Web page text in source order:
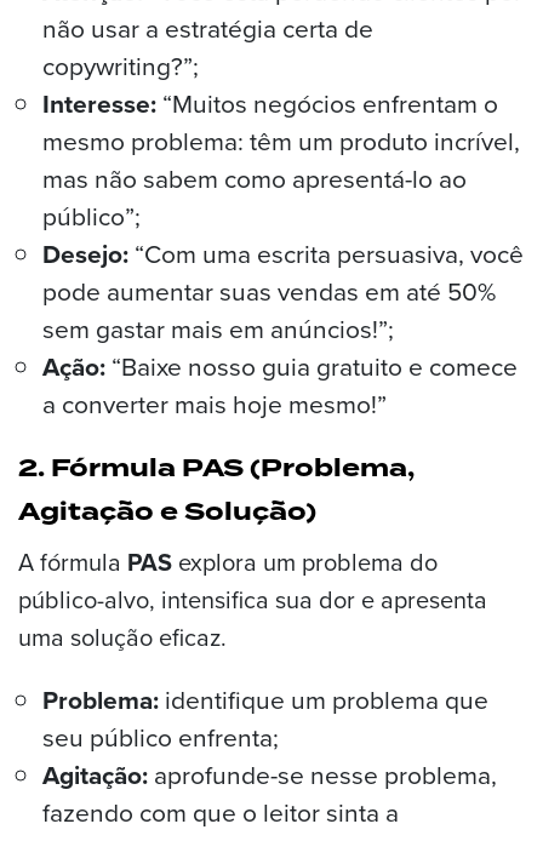
não usar a estratégia certa de
copywriting?”;
Interesse:“Muitos negócios enfrentam o
mesmo problema: têm um produto incrível,
mas não sabem como apresentá-lo ao
público”;
Desejo:“Com uma escrita persuasiva, você
pode aumentar suas vendas em até 50%
sem gastar mais em anúncios!”;
Ação:“Baixe nosso guia gratuito e comece
a converter mais hoje mesmo!”
2. Fórmula PAS (Problema,
Agitação e Solução)
A fórmula PAS explora um problema do
público-alvo, intensifica sua dor e apresenta
uma solução eficaz.
Problema:identifique um problema que
seu público enfrenta;
Agitação:aprofunde-se nesse problema,
fazendo com que o leitor sinta a